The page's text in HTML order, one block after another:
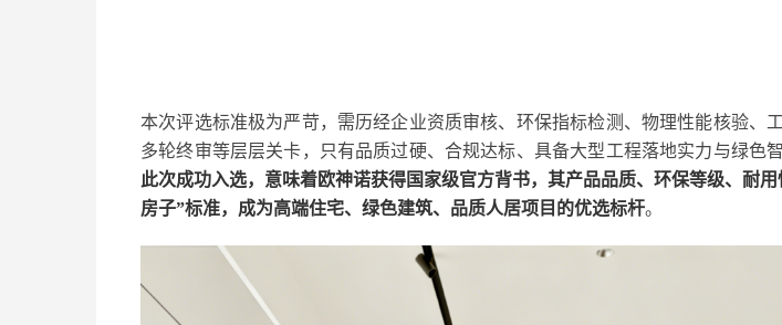
本次评选标准极为严苛，需历经企业资质审核、环保指标检测、物理性能核验、
多轮终审等层层关卡，只有品质过硬、合规达标、具备大型工程落地实力与绿色
此次成功入选，意味着欧神诺获得国家级官方背书，其产品品质、环保等级、耐
房子”标准，成为高端住宅、绿色建筑、品质人居项目的优选标杆。